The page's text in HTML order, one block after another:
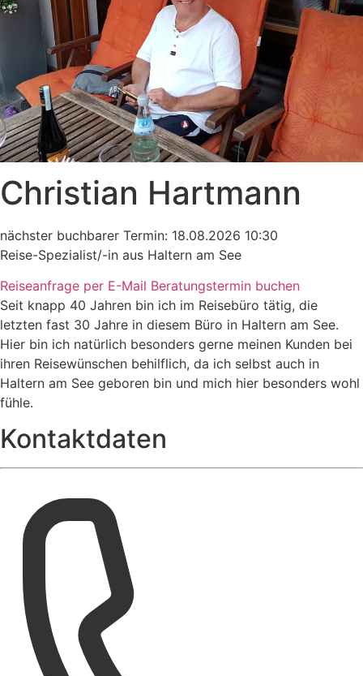
Christian Hartmann
nächster buchbarer Termin: 18.08.2026 10:30
Reise-Spezialist/-in aus Haltern am See
Reiseanfrage per E-Mail Beratungstermin buchen
Seit knapp 40 Jahren bin ich im Reisebüro tätig, die
letzten fast 30 Jahre in diesem Büro in Haltern am See.
Hier bin ich natürlich besonders gerne meinen Kunden bei
ihren Reisewünschen behilflich, da ich selbst auch in
Haltern am See geboren bin und mich hier besonders wohl
fühle.
Kontaktdaten